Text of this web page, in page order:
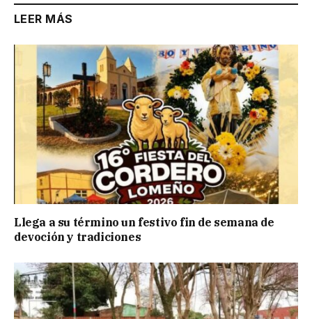
LEER MÁS
Llega a su término un festivo fin de semana de
devoción y tradiciones